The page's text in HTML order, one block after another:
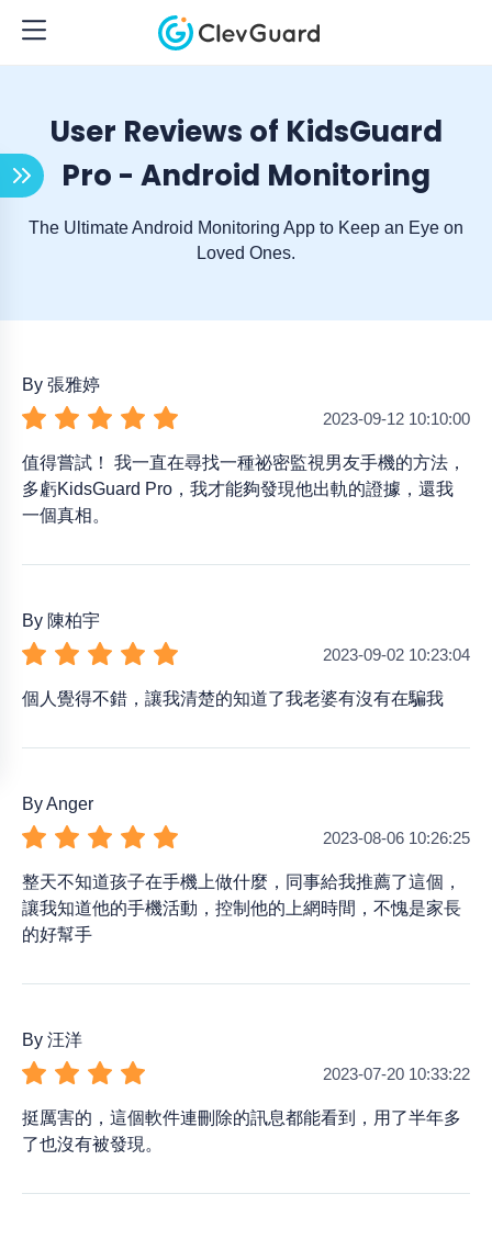
User Reviews of KidsGuard
Pro - Android Monitoring
The Ultimate Android Monitoring App to Keep an Eye on
Loved Ones.
2023-09-12 10:10:00
值得嘗試！ 我一直在尋找一種祕密監視男友手機的方法，
多虧KidsGuard Pro，我才能夠發現他出軌的證據，還我
一個真相。
By 張雅婷
2023-09-02 10:23:04
個人覺得不錯，讓我清楚的知道了我老婆有沒有在騙我
By 陳柏宇
2023-08-06 10:26:25
整天不知道孩子在手機上做什麼，同事給我推薦了這個，
讓我知道他的手機活動，控制他的上網時間，不愧是家長
的好幫手
By Anger
2023-07-20 10:33:22
挺厲害的，這個軟件連刪除的訊息都能看到，用了半年多
了也沒有被發現。
By 汪洋